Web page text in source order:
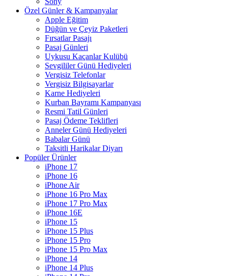
Özel Günler & Kampanyalar
Apple Eğitim
Düğün ve Çeyiz Paketleri
Fırsatlar Pasajı
Pasaj Günleri
Uykusu Kaçanlar Kulübü
Sevgililer Günü Hediyeleri
Vergisiz Telefonlar
Vergisiz Bilgisayarlar
Karne Hediyeleri
Kurban Bayramı Kampanyası
Resmi Tatil Günleri
Pasaj Ödeme Teklifleri
Anneler Günü Hediyeleri
Babalar Günü
Taksitli Harikalar Diyarı
Popüler Ürünler
iPhone 17
iPhone 16
iPhone Air
iPhone 16 Pro Max
iPhone 17 Pro Max
iPhone 16E
iPhone 15
iPhone 15 Plus
iPhone 15 Pro
iPhone 15 Pro Max
iPhone 14
iPhone 14 Plus